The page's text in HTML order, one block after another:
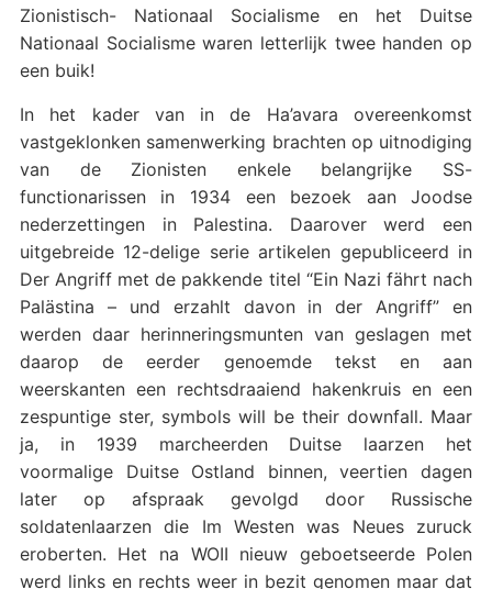
Zionistisch- Nationaal Socialisme en het Duitse
Nationaal Socialisme waren letterlijk twee handen op
een buik!
In het kader van in de Ha’avara overeenkomst
vastgeklonken samenwerking brachten op uitnodiging
van de Zionisten enkele belangrijke SS-
functionarissen in 1934 een bezoek aan Joodse
nederzettingen in Palestina. Daarover werd een
uitgebreide 12-delige serie artikelen gepubliceerd in
Der Angriff met de pakkende titel “Ein Nazi fährt nach
Palästina – und erzahlt davon in der Angriff” en
werden daar herinneringsmunten van geslagen met
daarop de eerder genoemde tekst en aan
weerskanten een rechtsdraaiend hakenkruis en een
zespuntige ster, symbols will be their downfall. Maar
ja, in 1939 marcheerden Duitse laarzen het
voormalige Duitse Ostland binnen, veertien dagen
later op afspraak gevolgd door Russische
soldatenlaarzen die Im Westen was Neues zuruck
eroberten. Het na WOII nieuw geboetseerde Polen
werd links en rechts weer in bezit genomen maar dat